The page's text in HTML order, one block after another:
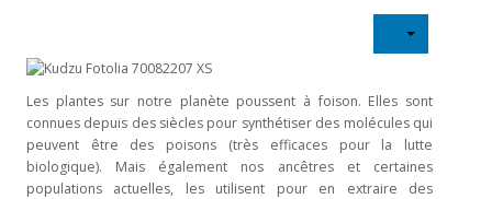
Médias
Liens utiles
CONTACT
Les plantes sur notre planète poussent à foison. Elles sont
connues depuis des siècles pour synthétiser des molécules qui
peuvent être des poisons (très efficaces pour la lutte
biologique). Mais également nos ancêtres et certaines
populations actuelles, les utilisent pour en extraire des